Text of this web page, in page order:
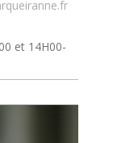
et 14H00-